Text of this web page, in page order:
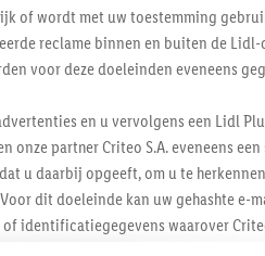
of wordt met uw toestemming
reclame binnen en buiten de Lidl-
voor deze doeleinden eveneens
en u vervolgens een Lidl
partner Criteo S.A. eveneens
u daarbij opgeeft, om u te
dit doeleinde kan uw gehashte e-
identificatiegegevens waarover